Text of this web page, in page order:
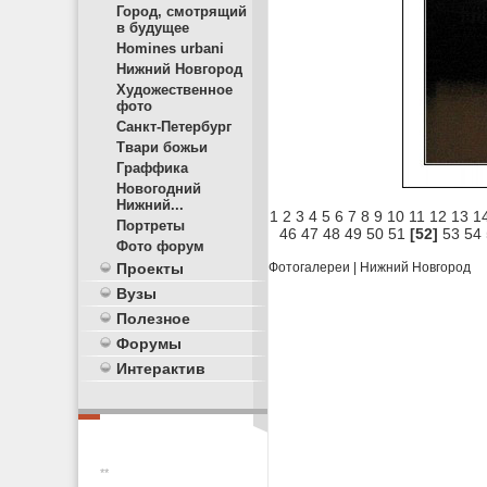
Город, смотрящий
в будущее
Homines urbani
Нижний Новгород
Художественное
фото
Санкт-Петербург
Твари божьи
Граффика
Новогодний
Нижний...
Портреты
Фото форум
Проекты
Вузы
Полезное
Форумы
Интерактив
**
1 2 3 4 5 6 7 8 9 10 11 12 13
46 47 48 49 50 51 [52] 53 54
Фотогалереи Нижний Новгород